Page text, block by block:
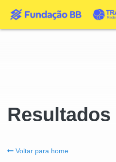
Voltar para home